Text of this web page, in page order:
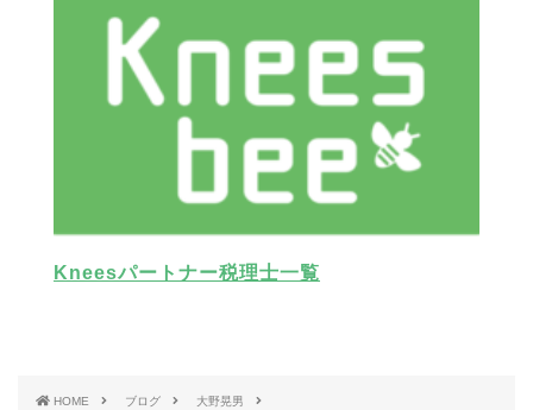
Kneesパートナー税理士一覧
HOME ブログ
大野晃男